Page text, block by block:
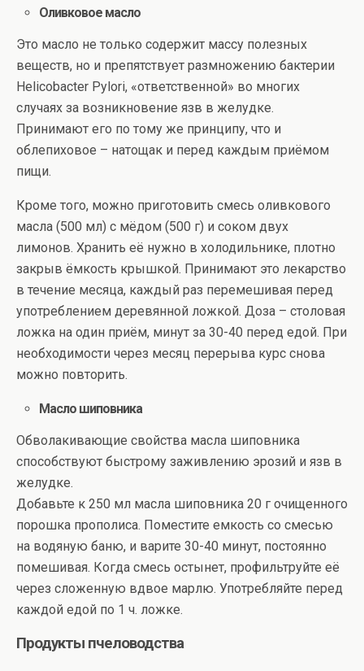
Оливковое масло
Это масло не только содержит массу полезных
веществ, но и препятствует размножению бактерии
Helicobacter Pylori, «ответственной» во многих
случаях за возникновение язв в желудке.
Принимают его по тому же принципу, что и
облепиховое – натощак и перед каждым приёмом
пищи.
Кроме того, можно приготовить смесь оливкового
масла (500 мл) с мёдом (500 г) и соком двух
лимонов. Хранить её нужно в холодильнике, плотно
закрыв ёмкость крышкой. Принимают это лекарство
в течение месяца, каждый раз перемешивая перед
употреблением деревянной ложкой. Доза – столовая
ложка на один приём, минут за 30-40 перед едой. При
необходимости через месяц перерыва курс снова
можно повторить.
Масло шиповника
Обволакивающие свойства масла шиповника
способствуют быстрому заживлению эрозий и язв в
желудке.
Добавьте к 250 мл масла шиповника 20 г очищенного
порошка прополиса. Поместите емкость со смесью
на водяную баню, и варите 30-40 минут, постоянно
помешивая. Когда смесь остынет, профильтруйте её
через сложенную вдвое марлю. Употребляйте перед
каждой едой по 1 ч. ложке.
Продукты пчеловодства